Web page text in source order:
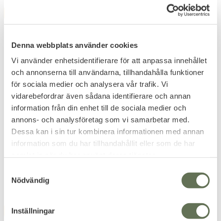
Denna webbplats använder cookies
Vi använder enhetsidentifierare för att anpassa innehållet
och annonserna till användarna, tillhandahålla funktioner
för sociala medier och analysera vår trafik. Vi
vidarebefordrar även sådana identifierare och annan
information från din enhet till de sociala medier och
annons- och analysföretag som vi samarbetar med.
Dessa kan i sin tur kombinera informationen med annan
information som du har tillhandahållit eller som de har
Nödvändig
Inställningar
Lägg till i favoriter
Snigel Utrustningssele
Dold Dubbelsidig
Populär sele för polis.
1 222
Lägg till i favoriter
Snigel Dold Enkelsidig
Utrustningsele 11
Populär enkelsidig
utrustningssele.
809
12%
FAVORIT